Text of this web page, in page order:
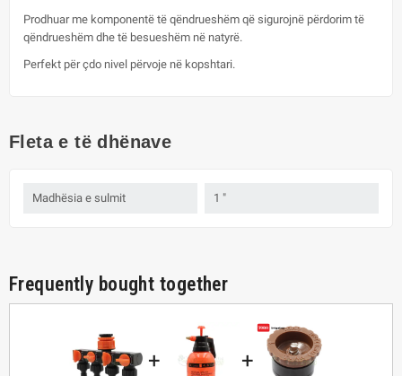
Prodhuar me komponentë të qëndrueshëm që sigurojnë përdorim të
qëndrueshëm dhe të besueshëm në natyrë.
Perfekt për çdo nivel përvoje në kopshtari.
Fleta e të dhënave
Madhësia e sulmit 1 "
Frequently bought together
+ +